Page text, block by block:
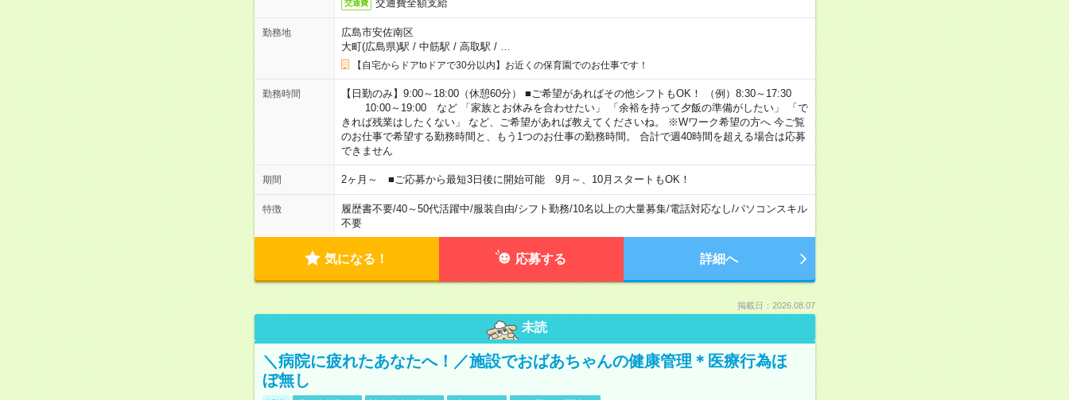
交通費 交通費全額支給
勤務地
広島市安佐南区
大町(広島県)駅 / 中筋駅 / 高取駅 /
【自宅からドアtoドアで30分以内】お近くの保育園でのお仕事です！
勤務時間
【日勤のみ】9:00～18:00（休憩60分） ■ご希望があればその他シフトもOK！ （例）8:30～17:30
10:00～19:00 など 「家族とお休みを合わせたい」 「余裕を持って夕飯の準備がしたい」 「で
きれば残業はしたくない」 など、ご希望があれば教えてくださいね。 ※Wワーク希望の方へ 今ご覧
のお仕事で希望する勤務時間と、もう1つのお仕事の勤務時間。 合計で週40時間を超える場合は応募
できません
期間 2ヶ月～ ■ご応募から最短3日後に開始可能 9月～、10月スタートもOK！
特徴 履歴書不要/40～50代活躍中/服装自由/シフト勤務/10名以上の大量募集/電話対応なし/パソコンスキル
不要
気になる！ 応募する 詳細へ
掲載日：2026.08.07
未読
＼病院に疲れたあなたへ！／施設でおばあちゃんの健康管理＊医療行為ほ
ぼ無し